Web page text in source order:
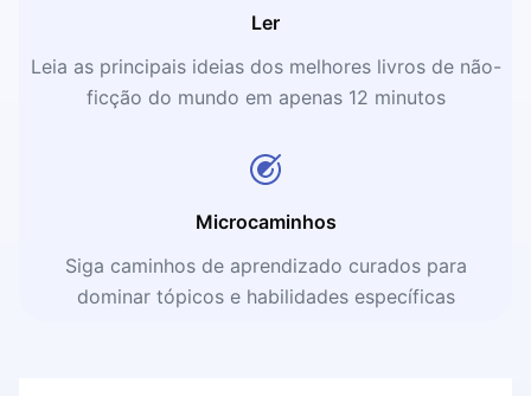
Ler
Leia as principais ideias dos melhores livros de não-
ficção do mundo em apenas 12 minutos
Microcaminhos
Siga caminhos de aprendizado curados para
dominar tópicos e habilidades específicas